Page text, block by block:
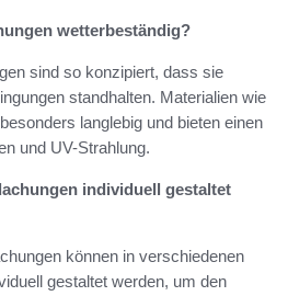
wetterbeständig?
sind so konzipiert, dass sie
standhalten. Materialien wie
langlebig und bieten einen
und UV-Strahlung.
individuell gestaltet
können in verschiedenen
gestaltet werden, um den